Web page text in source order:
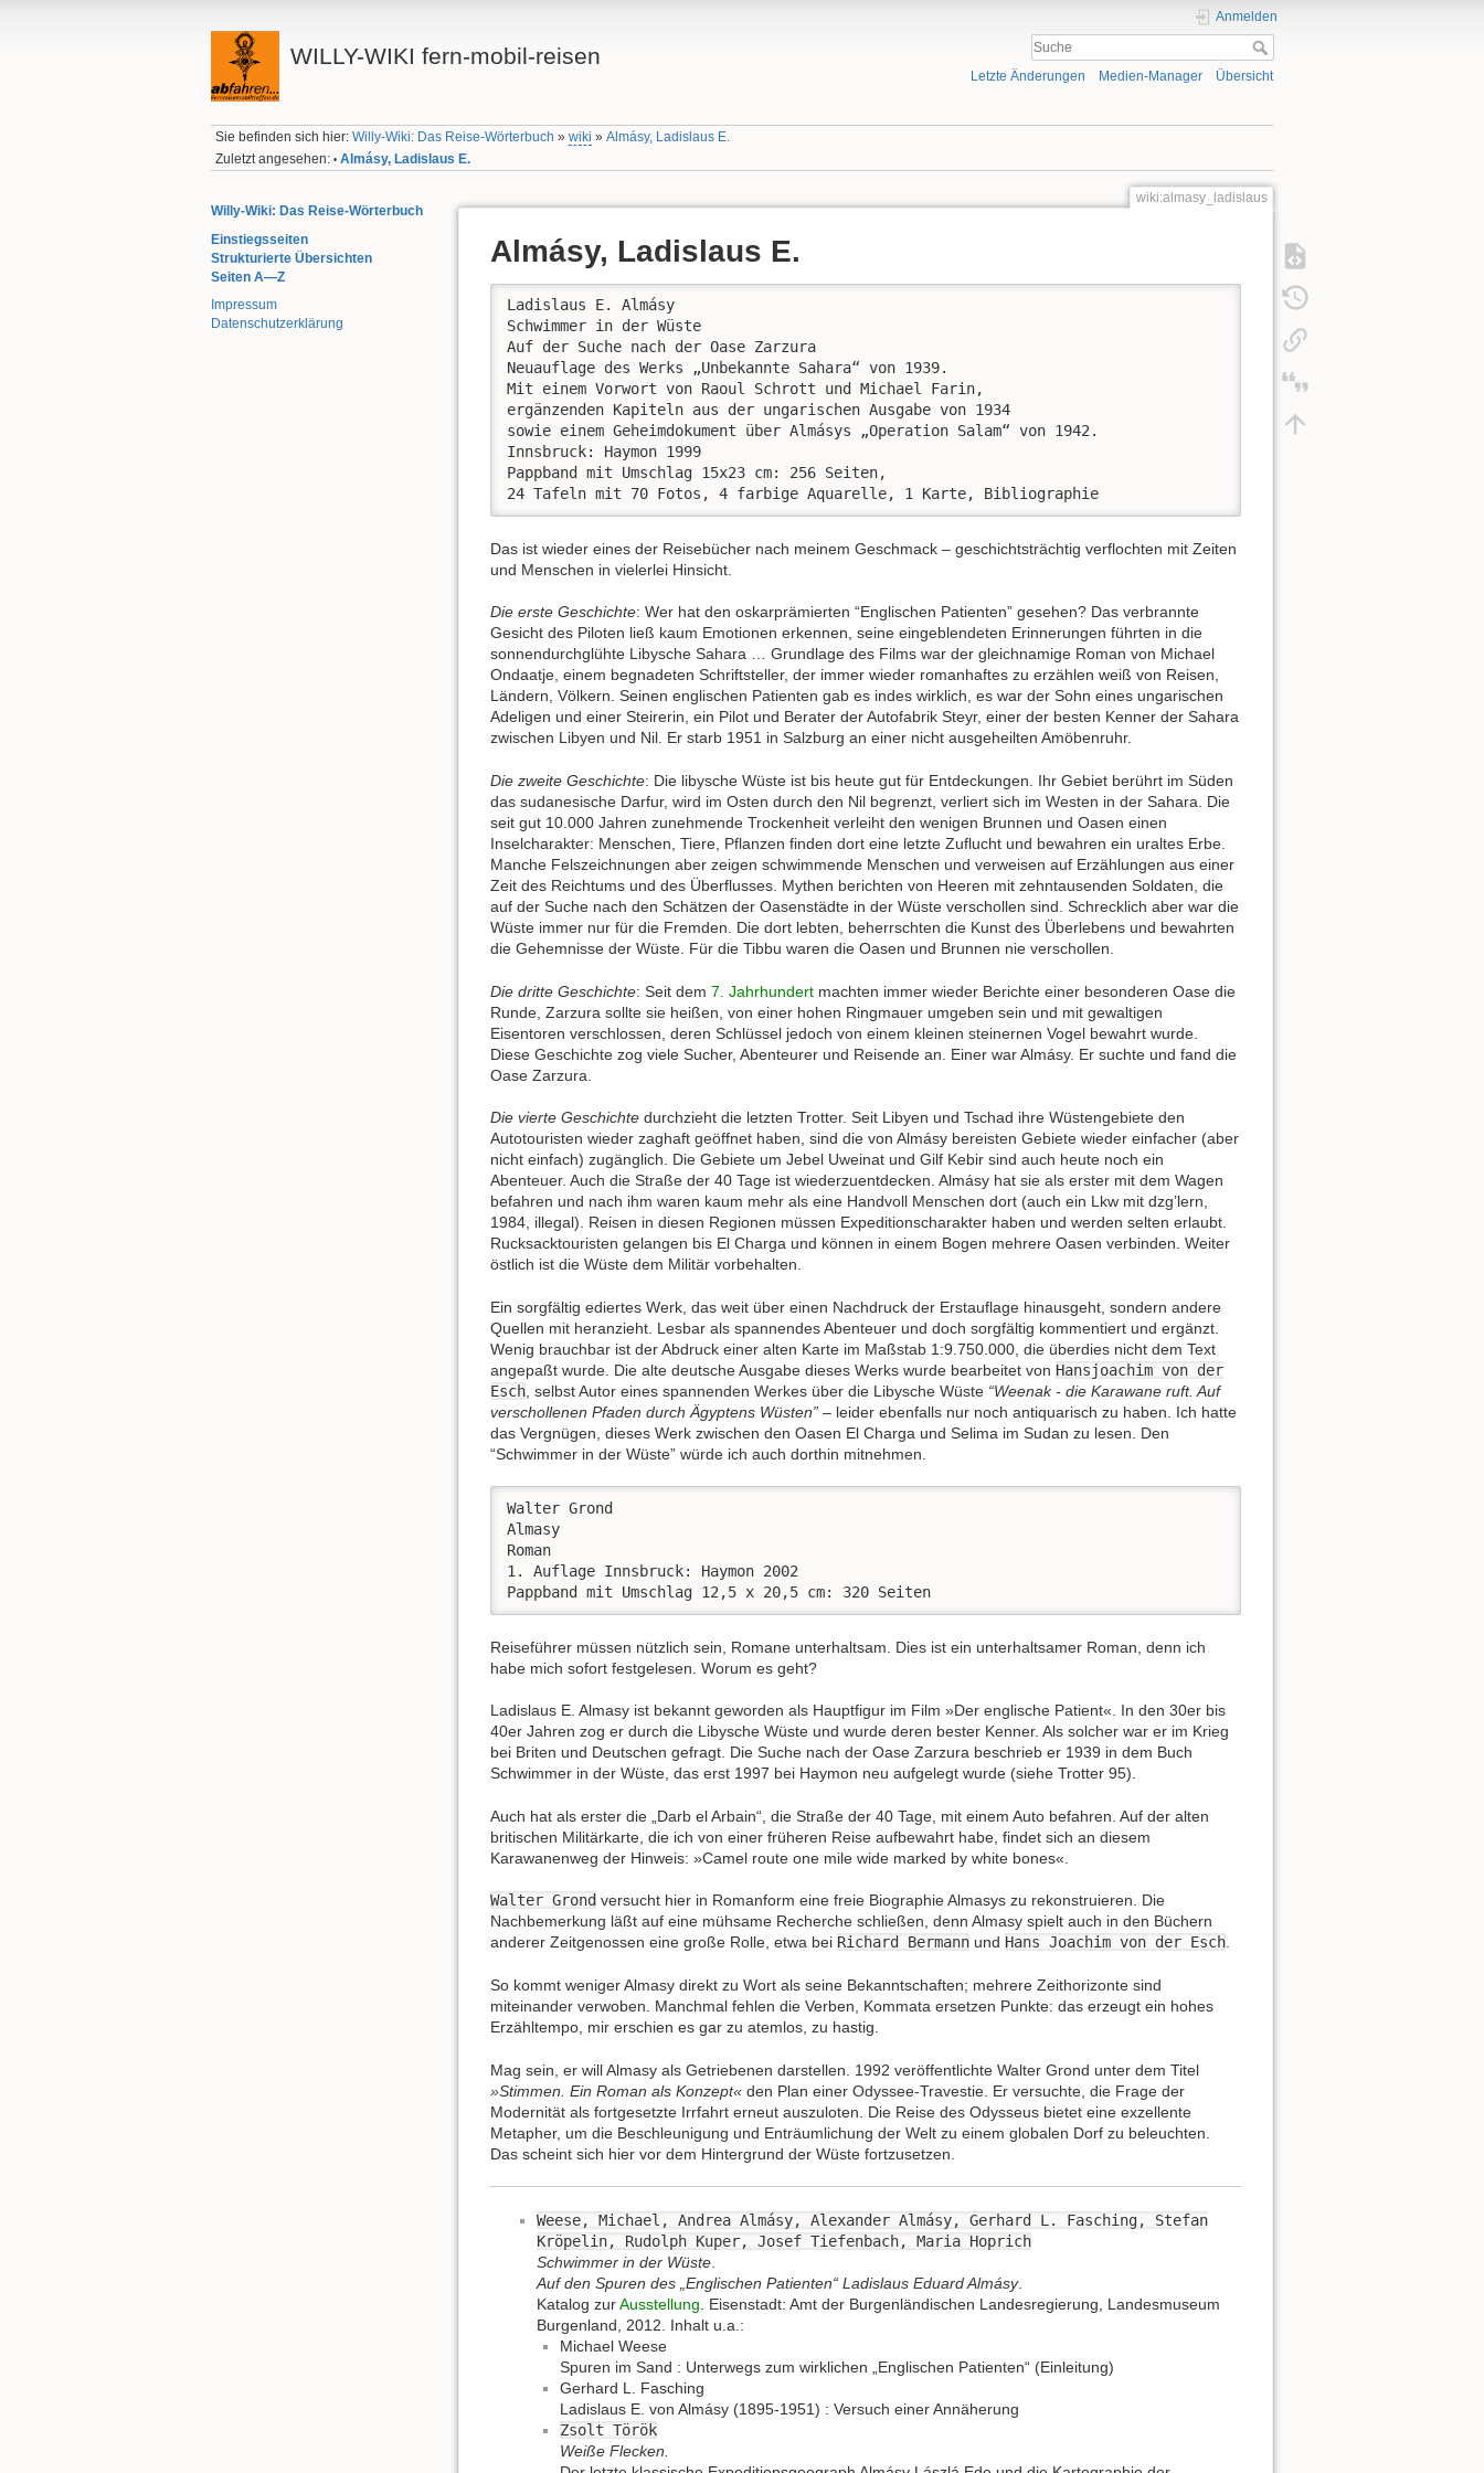
WILLY-WIKI fern-mobil-reisen
Anmelden
Letzte Änderungen Medien-Manager Übersicht
Sie befinden sich hier:Willy-Wiki: Das Reise-Wörterbuch »wiki »Almásy, Ladislaus E.
Zuletzt angesehen: • Almásy, Ladislaus E.
Willy-Wiki: Das Reise-Wörterbuch
Einstiegsseiten
Strukturierte Übersichten
Seiten A—Z
Impressum
Datenschutzerklärung
wiki:almasy_ladislaus
Almásy, Ladislaus E.
Ladislaus E. Almásy
Schwimmer in der Wüste
Auf der Suche nach der Oase Zarzura
Neuauflage des Werks „Unbekannte Sahara“ von 1939.
Mit einem Vorwort von Raoul Schrott und Michael Farin,
ergänzenden Kapiteln aus der ungarischen Ausgabe von 1934
sowie einem Geheimdokument über Almásys „Operation Salam“ von 1942.
Innsbruck: Haymon 1999
Pappband mit Umschlag 15x23 cm: 256 Seiten,
24 Tafeln mit 70 Fotos, 4 farbige Aquarelle, 1 Karte, Bibliographie
Das ist wieder eines der Reisebücher nach meinem Geschmack – geschichtsträchtig verflochten mit Zeiten
und Menschen in vielerlei Hinsicht.
Die erste Geschichte: Wer hat den oskarprämierten “Englischen Patienten” gesehen? Das verbrannte
Gesicht des Piloten ließ kaum Emotionen erkennen, seine eingeblendeten Erinnerungen führten in die
sonnendurchglühte Libysche Sahara … Grundlage des Films war der gleichnamige Roman von Michael
Ondaatje, einem begnadeten Schriftsteller, der immer wieder romanhaftes zu erzählen weiß von Reisen,
Ländern, Völkern. Seinen englischen Patienten gab es indes wirklich, es war der Sohn eines ungarischen
Adeligen und einer Steirerin, ein Pilot und Berater der Autofabrik Steyr, einer der besten Kenner der Sahara
zwischen Libyen und Nil. Er starb 1951 in Salzburg an einer nicht ausgeheilten Amöbenruhr.
Die zweite Geschichte: Die libysche Wüste ist bis heute gut für Entdeckungen. Ihr Gebiet berührt im Süden
das sudanesische Darfur, wird im Osten durch den Nil begrenzt, verliert sich im Westen in der Sahara. Die
seit gut 10.000 Jahren zunehmende Trockenheit verleiht den wenigen Brunnen und Oasen einen
Inselcharakter: Menschen, Tiere, Pflanzen finden dort eine letzte Zuflucht und bewahren ein uraltes Erbe.
Manche Felszeichnungen aber zeigen schwimmende Menschen und verweisen auf Erzählungen aus einer
Zeit des Reichtums und des Überflusses. Mythen berichten von Heeren mit zehntausenden Soldaten, die
auf der Suche nach den Schätzen der Oasenstädte in der Wüste verschollen sind. Schrecklich aber war die
Wüste immer nur für die Fremden. Die dort lebten, beherrschten die Kunst des Überlebens und bewahrten
die Gehemnisse der Wüste. Für die Tibbu waren die Oasen und Brunnen nie verschollen.
Die dritte Geschichte: Seit dem 7. Jahrhundert machten immer wieder Berichte einer besonderen Oase die
Runde, Zarzura sollte sie heißen, von einer hohen Ringmauer umgeben sein und mit gewaltigen
Eisentoren verschlossen, deren Schlüssel jedoch von einem kleinen steinernen Vogel bewahrt wurde.
Diese Geschichte zog viele Sucher, Abenteurer und Reisende an. Einer war Almásy. Er suchte und fand die
Oase Zarzura.
Die vierte Geschichte durchzieht die letzten Trotter. Seit Libyen und Tschad ihre Wüstengebiete den
Autotouristen wieder zaghaft geöffnet haben, sind die von Almásy bereisten Gebiete wieder einfacher (aber
nicht einfach) zugänglich. Die Gebiete um Jebel Uweinat und Gilf Kebir sind auch heute noch ein
Abenteuer. Auch die Straße der 40 Tage ist wiederzuentdecken. Almásy hat sie als erster mit dem Wagen
befahren und nach ihm waren kaum mehr als eine Handvoll Menschen dort (auch ein Lkw mit dzg’lern,
1984, illegal). Reisen in diesen Regionen müssen Expeditionscharakter haben und werden selten erlaubt.
Rucksacktouristen gelangen bis El Charga und können in einem Bogen mehrere Oasen verbinden. Weiter
östlich ist die Wüste dem Militär vorbehalten.
Ein sorgfältig ediertes Werk, das weit über einen Nachdruck der Erstauflage hinausgeht, sondern andere
Quellen mit heranzieht. Lesbar als spannendes Abenteuer und doch sorgfältig kommentiert und ergänzt.
Wenig brauchbar ist der Abdruck einer alten Karte im Maßstab 1:9.750.000, die überdies nicht dem Text
angepaßt wurde. Die alte deutsche Ausgabe dieses Werks wurde bearbeitet von Hansjoachim von der
Esch , selbst Autor eines spannenden Werkes über die Libysche Wüste “Weenak - die Karawane ruft. Auf
verschollenen Pfaden durch Ägyptens Wüsten” – leider ebenfalls nur noch antiquarisch zu haben. Ich hatte
das Vergnügen, dieses Werk zwischen den Oasen El Charga und Selima im Sudan zu lesen. Den
“Schwimmer in der Wüste” würde ich auch dorthin mitnehmen.
Walter Grond
Almasy
Roman
1. Auflage Innsbruck: Haymon 2002
Pappband mit Umschlag 12,5 x 20,5 cm: 320 Seiten
Reiseführer müssen nützlich sein, Romane unterhaltsam. Dies ist ein unterhaltsamer Roman, denn ich
habe mich sofort festgelesen. Worum es geht?
Ladislaus E. Almasy ist bekannt geworden als Hauptfigur im Film »Der englische Patient«. In den 30er bis
40er Jahren zog er durch die Libysche Wüste und wurde deren bester Kenner. Als solcher war er im Krieg
bei Briten und Deutschen gefragt. Die Suche nach der Oase Zarzura beschrieb er 1939 in dem Buch
Schwimmer in der Wüste, das erst 1997 bei Haymon neu aufgelegt wurde (siehe Trotter 95).
Auch hat als erster die „Darb el Arbain“, die Straße der 40 Tage, mit einem Auto befahren. Auf der alten
britischen Militärkarte, die ich von einer früheren Reise aufbewahrt habe, findet sich an diesem
Karawanenweg der Hinweis: »Camel route one mile wide marked by white bones«.
Walter Grond versucht hier in Romanform eine freie Biographie Almasys zu rekonstruieren. Die
Nachbemerkung läßt auf eine mühsame Recherche schließen, denn Almasy spielt auch in den Büchern
anderer Zeitgenossen eine große Rolle, etwa bei Richard Bermann und Hans Joachim von der Esch.
So kommt weniger Almasy direkt zu Wort als seine Bekanntschaften; mehrere Zeithorizonte sind
miteinander verwoben. Manchmal fehlen die Verben, Kommata ersetzen Punkte: das erzeugt ein hohes
Erzähltempo, mir erschien es gar zu atemlos, zu hastig.
Mag sein, er will Almasy als Getriebenen darstellen. 1992 veröffentlichte Walter Grond unter dem Titel
»Stimmen. Ein Roman als Konzept« den Plan einer Odyssee-Travestie. Er versuchte, die Frage der
Modernität als fortgesetzte Irrfahrt erneut auszuloten. Die Reise des Odysseus bietet eine exzellente
Metapher, um die Beschleunigung und Enträumlichung der Welt zu einem globalen Dorf zu beleuchten.
Das scheint sich hier vor dem Hintergrund der Wüste fortzusetzen.
Weese, Michael, Andrea Almásy, Alexander Almásy, Gerhard L. Fasching, Stefan
Kröpelin, Rudolph Kuper, Josef Tiefenbach, Maria Hoprich
Schwimmer in der Wüste
Auf den Spuren des „Englischen Patienten“ Ladislaus Eduard Almásy.
Katalog zurAusstellung . Eisenstadt: Amt der Burgenländischen Landesregierung, Landesmuseum
Burgenland, 2012. Inhalt u.a.:
Michael Weese
Spuren im Sand : Unterwegs zum wirklichen „Englischen Patienten“ (Einleitung)
Gerhard L. Fasching
Ladislaus E. von Almásy (1895-1951) : Versuch einer Annäherung
Zsolt Török
Weiße Flecken.